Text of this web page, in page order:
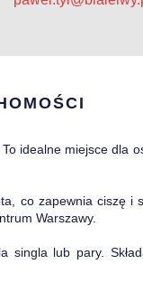
idealne miejsce dla
co zapewnia ciszę
Warszawy.
lub pary.